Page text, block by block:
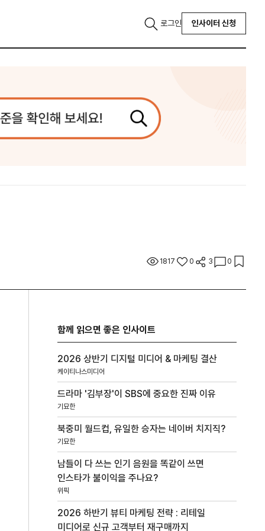
로그인 인사이터 신청
1817 0 3 0
함께 읽으면 좋은 인사이트
2026 상반기 디지털 미디어 & 마케팅 결산
케이티나스미디어
드라마 '김부장'이 SBS에 중요한 진짜 이유
기묘한
북중미 월드컵, 유일한 승자는 네이버 치지직?
기묘한
남들이 다 쓰는 인기 음원을 똑같이 쓰면
인스타가 불이익을 주나요?
위픽
2026 하반기 뷰티 마케팅 전략 : 리테일
미디어로 신규 고객부터 재구매까지